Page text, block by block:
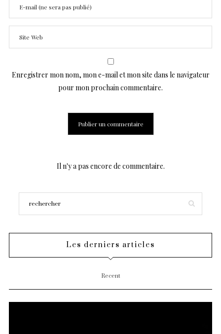
Enregistrer mon nom, mon e-mail et mon site dans le navigateur
pour mon prochain commentaire.
Il n'y a pas encore de commentaire.
Les derniers articles
Recent